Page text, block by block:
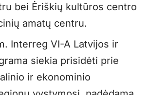
bei Ėriškių kultūros centro
amatų centru.
Interreg VI-A Latvijos ir
siekia prisidėti prie
ir ekonominio